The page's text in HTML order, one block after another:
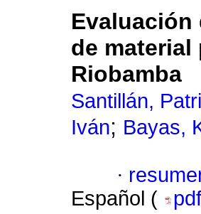
de material
Riobamba
Santillán,
Iván; Bayas,
·
Español (